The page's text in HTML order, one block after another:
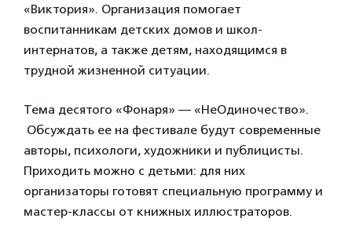
«Виктория». Организация помогает
воспитанникам детских домов и школ-
интернатов, а также детям, находящимся в
трудной жизненной ситуации.
Тема десятого «Фонаря» — «НеОдиночество».
Обсуждать ее на фестивале будут современные
авторы, психологи, художники и публицисты.
Приходить можно с детьми: для них
организаторы готовят специальную программу и
мастер-классы от книжных иллюстраторов.